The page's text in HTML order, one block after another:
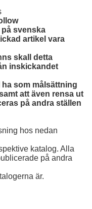
svenska
artikel vara
skall detta
inskickandet
ha som målsättning
att även rensa ut
på andra ställen
hos nedan
katalog. Alla
på andra
är.